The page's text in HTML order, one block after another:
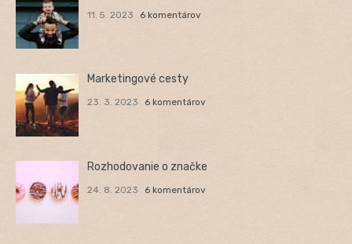
11. 5. 2023 6 komentárov
Marketingové cesty
23. 3. 2023 6 komentárov
Rozhodovanie o značke
24. 8. 2023 6 komentárov